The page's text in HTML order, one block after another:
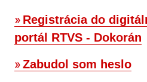
Registrácia do
portál RTVS - Dokorán
Zabudol som heslo